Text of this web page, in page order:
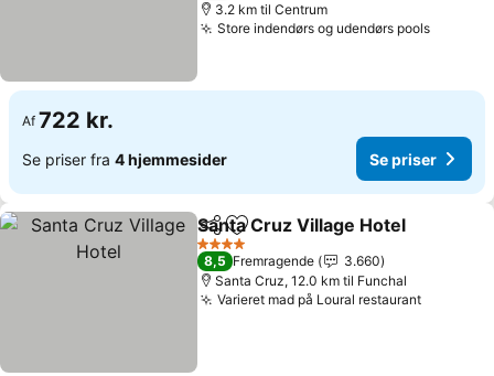
3.2 km til Centrum
Store indendørs og udendørs pools
Af 722 kr.
Se priser fra 4 hjemmesider Se priser
Del Føj til favoritter
Santa Cruz Village Hotel
4 Stjerner
8,5 Fremragende
3.660
Santa Cruz, 12.0 km til Funchal
Varieret mad på Loural restaurant